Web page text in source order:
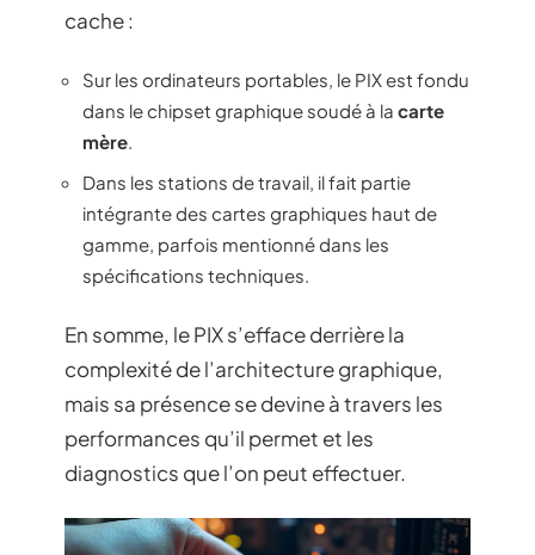
cache :
Sur les ordinateurs portables, le PIX est fondu
dans le chipset graphique soudé à la carte
mère.
Dans les stations de travail, il fait partie
intégrante des cartes graphiques haut de
gamme, parfois mentionné dans les
spécifications techniques.
En somme, le PIX s’efface derrière la
complexité de l’architecture graphique,
mais sa présence se devine à travers les
performances qu’il permet et les
diagnostics que l’on peut effectuer.